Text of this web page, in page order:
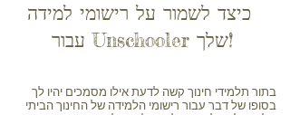
כיצד לשמור על רישומי למידה
עבור Unschooler שלך!
בתור תלמידי חינוך קשה לדעת אילו מסמכים יהיו לך
בסופו של דבר עבור רישומי הלמידה של החינוך הביתי